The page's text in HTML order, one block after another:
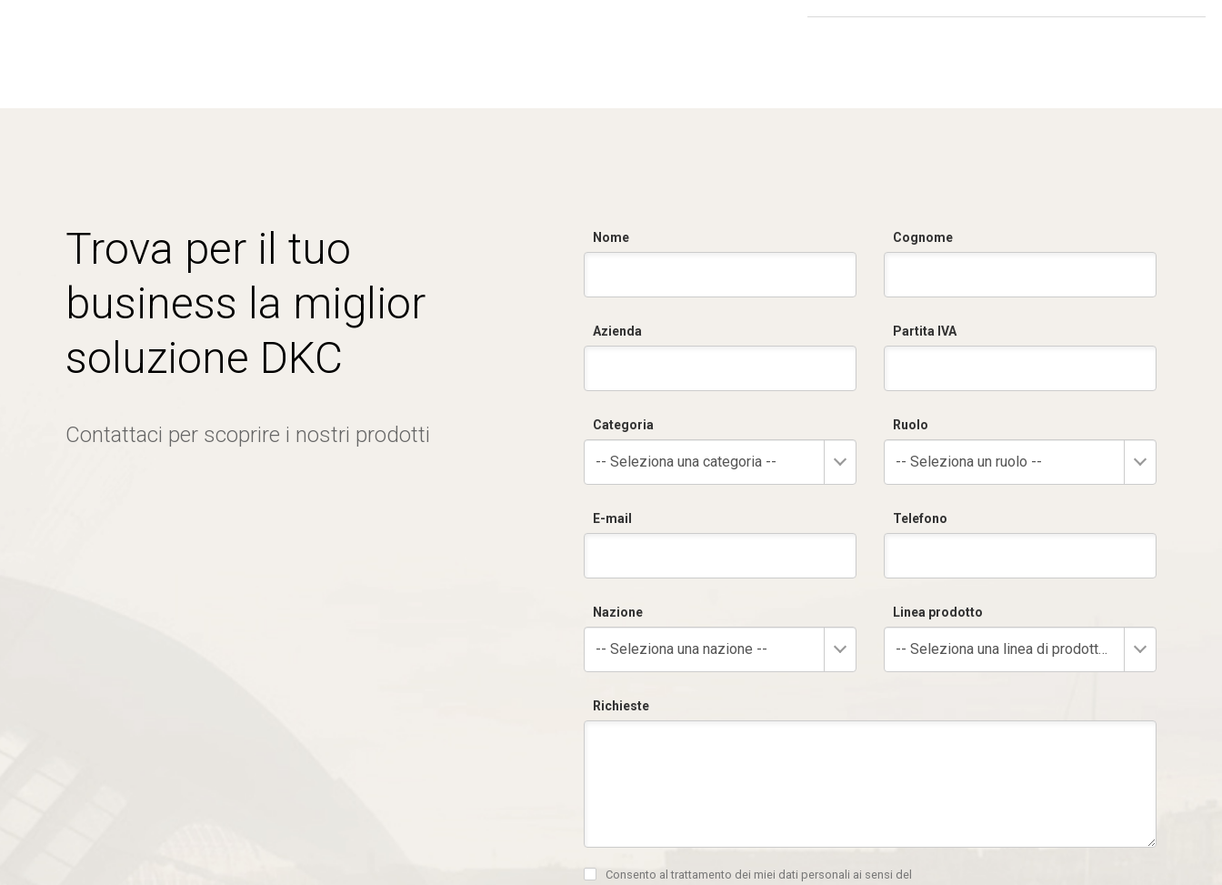
Trova per il tuo
business la miglior
soluzione DKC
Contattaci per scoprire i nostri prodotti
Nome Cognome
Azienda Partita IVA
Categoria
-- Seleziona una categoria --
Ruolo
-- Seleziona un ruolo --
E-mail Telefono
Nazione
-- Seleziona una nazione --
Linea prodotto
-- Seleziona una linea di prodotto --
Richieste
Consento al trattamento dei miei dati personali ai sensi del